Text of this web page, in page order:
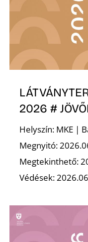
2026 #
Helyszín: MKE |
Megnyitó:
Megtekinthető:
Védések: